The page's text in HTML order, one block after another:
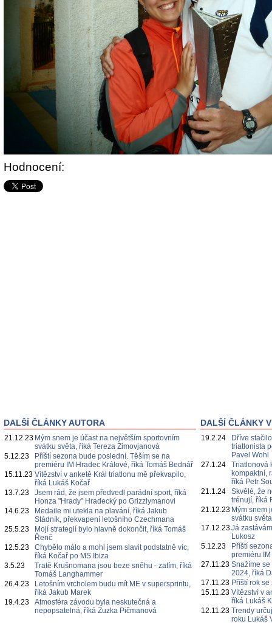
Hodnocení:
DALŠÍ ČLÁNKY AUTORA
21.12.23 Mým snem je účast na největším sportovním
svátku světa, říká Tereza Zimovjanová
5.12.23
Příští sezona bude poslední. Těším se na
premiéru IM Hradec Králové, říká Tomáš Bednář
15.11.23 Vítězství v anketě Král triatlonu mě překvapilo,
říká Lukáš Kočař
13.7.23
Jsem rád, že jsem předvedl parádní sport, říká
Honza "Hrady" Hradecký po Grizzlymanovi
14.6.23
Medaile mi utekla na plavání, říká Jakub
Stádník, překvapení letošního Czechmana
25.5.23
Mojí strategií bylo hlavně dokončit, říká Tomáš
Řenč
12.5.23
Chybělo málo a mohl jsem slavit podstatně víc,
říká Kočař po MS Ibiza
3.5.23
Tratě Krušnomana jsou beze sněhu - zatím, říká
Tomáš Langhammer
26.4.23
Letošním vrcholem budu mít ME v supersprintu,
říká Jakub Marek
19.4.23
Atmosféra závodu byla neskutečná a
nepopsatelná, říká Zuzka Pičmanová
DALŠÍ ČLÁNKY
19.2.24
Dříve
triatlonista
Pavel Wohl
27.1.24
Triatlonová
kompaktní,
říká Petr
21.1.24
Skvělé, že
trénují, říká
21.12.23 Mým snem
svátku
17.12.23Já
Lukosz
5.12.23
Příští
premiéru
27.11.23 Snažíme
2024, říká
17.11.23 Příští rok
15.11.23 Vítězství v
říká Lukáš
12.11.23 Trendy
roku Lukáš